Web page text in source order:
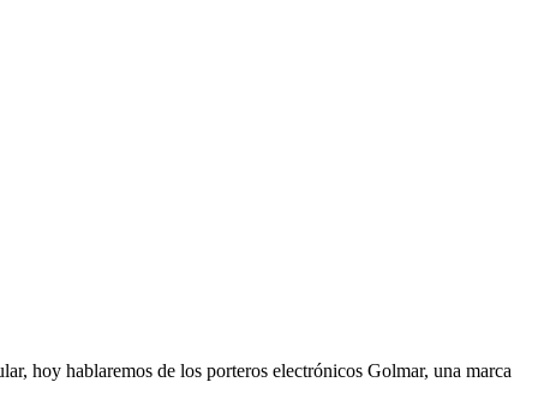
hoy hablaremos de los porteros electrónicos Golmar, una marca